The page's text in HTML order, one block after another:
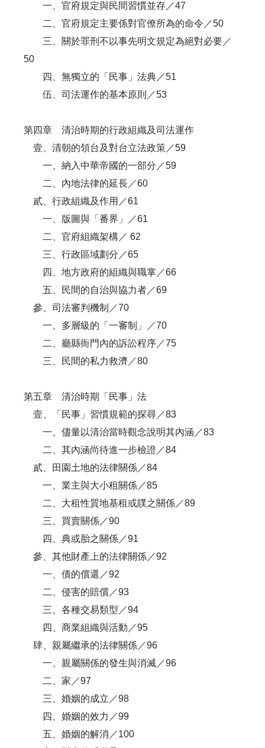
一、官府規定與民間習慣並存／47
二、官府規定主要係對官僚所為的命令／50
三、關於罪刑不以事先明文規定為絕對必要／
50
四、無獨立的「民事」法典／51
伍、司法運作的基本原則／53
第四章 清治時期的行政組織及司法運作
壹、清朝的領台及對台立法政策／59
一、納入中華帝國的一部分／59
二、內地法律的延長／60
貳、行政組織及作用／61
一、版圖與「番界」／61
二、官府組織架構／ 62
三、行政區域劃分／65
四、地方政府的組織與職掌／66
五、民間的自治與協力者／69
參、司法審判機制／70
一、多層級的「一審制」／70
二、廳縣衙門內的訴訟程序／75
三、民間的私力救濟／80
第五章 清治時期「民事」法
壹、「民事」習慣規範的探尋／83
一、儘量以清治當時觀念說明其內涵／83
二、其內涵尚待進一步檢證／84
貳、田園土地的法律關係／84
一、業主與大小租關係／85
二、大租性質地基租或贌之關係／89
三、買賣關係／90
四、典或胎之關係／91
參、其他財產上的法律關係／92
一、債的償還／92
二、侵害的賠償／93
三、各種交易類型／94
四、商業組織與活動／95
肆、親屬繼承的法律關係／96
一、親屬關係的發生與消滅／96
二、家／97
三、婚姻的成立／98
四、婚姻的效力／99
五、婚姻的解消／100